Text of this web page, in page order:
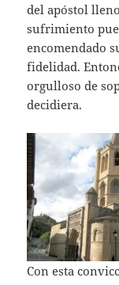
del apóstol
sufrimiento
encomendado
fidelidad.
orgulloso de
decidiera.
Con esta